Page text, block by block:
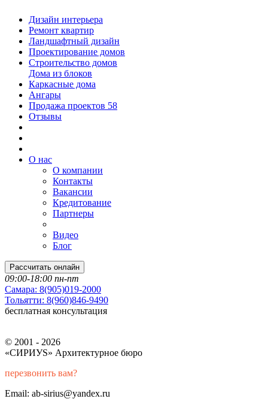
Дизайн интерьера
Ремонт квартир
Ландшафтный дизайн
Проектирование домов
Строительство домов
Дома из блоков
Каркасные дома
Ангары
Продажа проектов 58
Отзывы
О нас
О компании
Контакты
Вакансии
Кредитование
Партнеры
Видео
Блог
Рассчитать онлайн
09:00-18:00 пн-пт
Самара: 8(905)019-2000
Тольятти: 8(960)846-9490
бесплатная консультация
© 2001 - 2026
«СИРИУS» Архитектурное бюро
перезвонить вам?
Email: ab-sirius@yandex.ru